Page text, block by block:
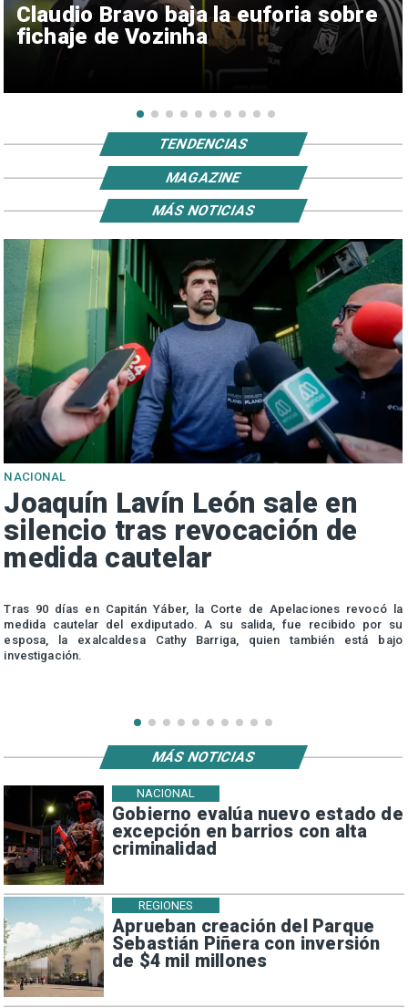
Claudio Bravo baja la euforia sobre
fichaje de Vozinha
TENDENCIAS
MAGAZINE
NACIONAL
Joaquín Lavín León sale en
silencio tras revocación de
medida cautelar
Tras 90 días en Capitán Yáber, la Corte de Apelaciones revocó la
medida cautelar del exdiputado. A su salida, fue recibido por su
esposa, la exalcaldesa Cathy Barriga, quien también está bajo
investigación.
MÁS NOTICIAS
Gobierno evalúa nuevo estado de
excepción en barrios con alta
criminalidad
NACIONAL
Aprueban creación del Parque
Sebastián Piñera con inversión
de $4 mil millones
REGIONES
MÁS NOTICIAS